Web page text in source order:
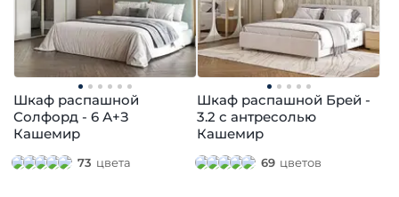
Шкаф распашной
Солфорд - 6 А+З
Кашемир
73 цвета
Шкаф распашной Брей -
3.2 с антресолью
Кашемир
69 цветов